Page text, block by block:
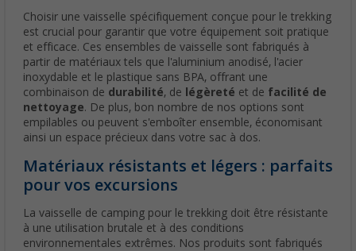
Choisir une vaisselle spécifiquement conçue pour le trekking
est crucial pour garantir que votre équipement soit pratique
et efficace. Ces ensembles de vaisselle sont fabriqués à
partir de matériaux tels que l'aluminium anodisé, l'acier
inoxydable et le plastique sans BPA, offrant une
combinaison de durabilité, de légèreté et de facilité de
nettoyage. De plus, bon nombre de nos options sont
empilables ou peuvent s'emboîter ensemble, économisant
ainsi un espace précieux dans votre sac à dos.
Matériaux résistants et légers : parfaits
pour vos excursions
La vaisselle de camping pour le trekking doit être résistante
à une utilisation brutale et à des conditions
environnementales extrêmes. Nos produits sont fabriqués